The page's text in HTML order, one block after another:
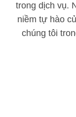
trong dịch vụ.
niềm tự hào
chúng tôi